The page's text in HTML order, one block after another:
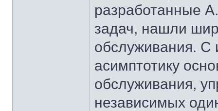
разработанные
задач, нашли
обслуживания. С
асимптотику
обслуживания,
независимых